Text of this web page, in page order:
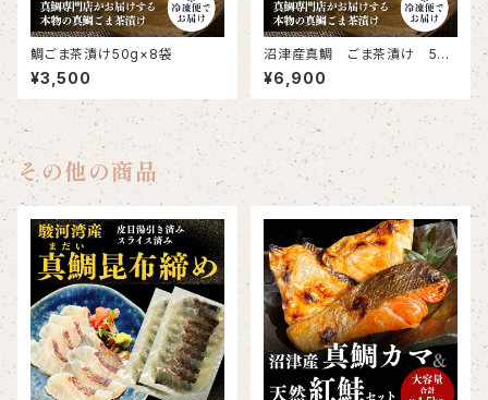
鯛ごま茶漬け50g×8袋
¥3,500
沼津産真鯛 ごま茶漬け 50g
×20袋
¥6,900
その他の商品